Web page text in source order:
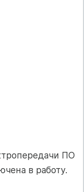
ПО
в работу.